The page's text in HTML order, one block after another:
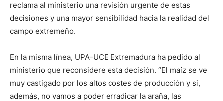
reclama al ministerio una revisión urgente de estas
decisiones y una mayor sensibilidad hacia la realidad del
campo extremeño.
En la misma línea, UPA-UCE Extremadura ha pedido al
ministerio que reconsidere esta decisión. “El maíz se ve
muy castigado por los altos costes de producción y si,
además, no vamos a poder erradicar la araña, las